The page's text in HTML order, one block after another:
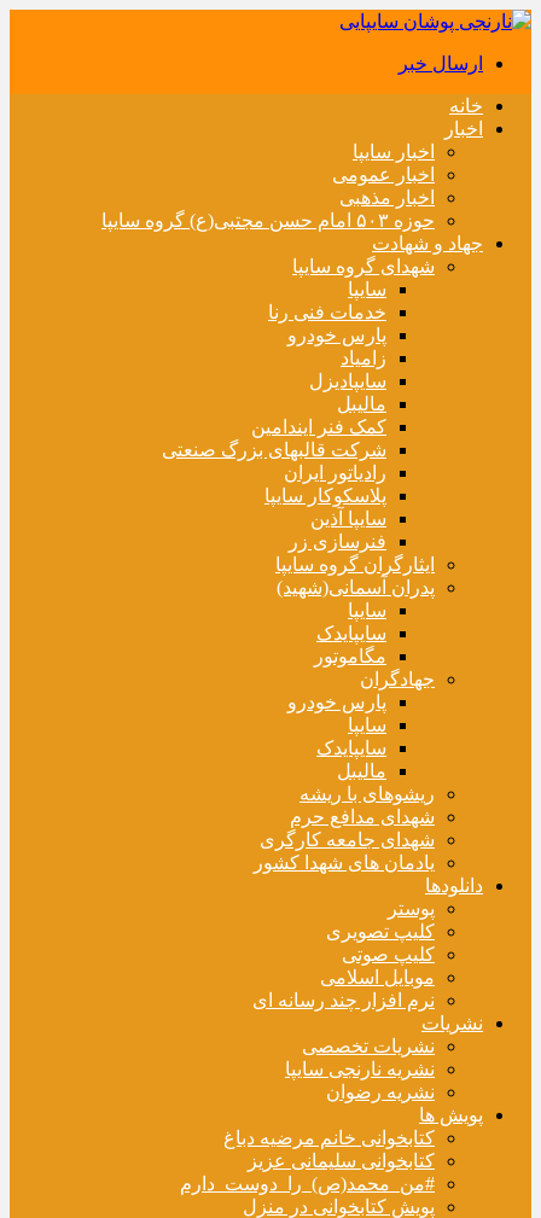
ارسال خبر
خانه
اخبار
اخبار سایپا
اخبار عمومی
اخبار مذهبی
حوزه ۵۰۳ امام حسن مجتبی(ع) گروه سایپا
جهاد و شهادت
شهدای گروه سایپا
سایپا
خدمات فنی رنا
پارس خودرو
زامیاد
سایپادیزل
مالیبل
کمک فنر ایندامین
شرکت قالبهای بزرگ صنعتی
رادیاتور ایران
پلاسکوکار سایپا
سایپا آذین
فنرسازی زر
ایثارگران گروه سایپا
پدران آسمانی(شهید)
سایپا
سایپایدک
مگاموتور
جهادگران
پارس خودرو
سایپا
سایپایدک
مالیبل
ریشوهای با ریشه
شهدای مدافع حرم
شهدای جامعه کارگری
یادمان های شهدا کشور
دانلودها
پوستر
کلیپ تصویری
کلیپ صوتی
موبایل اسلامی
نرم افزار چند رسانه ای
نشریات
نشریات تخصصی
نشریه نارنجی سایپا
نشریه رضوان
پویش ها
کتابخوانی خانم مرضیه دباغ
کتابخوانی سلیمانی عزیز
#من_محمد(ص)_را_دوست_دارم
پویش کتابخوانی در منزل